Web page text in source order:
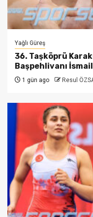
Yağlı Güreş
36. Taşköprü
Başpehlivanı
1 gün ago Resul